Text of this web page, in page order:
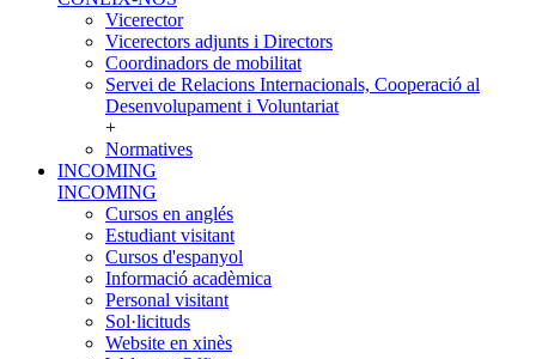
Vicerector
Vicerectors adjunts i Directors
Coordinadors de mobilitat
Servei de Relacions Internacionals, Cooperació al
Desenvolupament i Voluntariat
+
Normatives
INCOMING
INCOMING
Cursos en anglés
Estudiant visitant
Cursos d'espanyol
Informació acadèmica
Personal visitant
Sol·licituds
Website en xinès